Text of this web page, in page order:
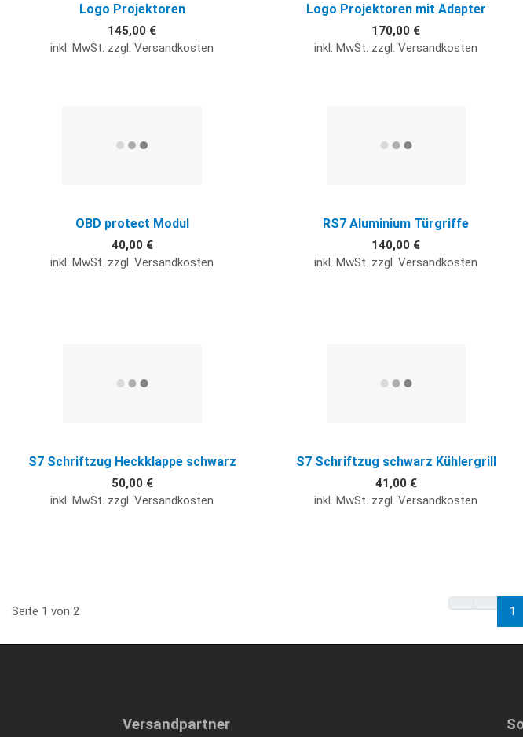
Logo Projektoren
145,00 €
inkl. MwSt. zzgl. Versandkosten
Logo Projektoren mit Adapter
170,00 €
inkl. MwSt. zzgl. Versandkosten
OBD protect Modul
40,00 €
inkl. MwSt. zzgl. Versandkosten
RS7 Aluminium Türgriffe
140,00 €
inkl. MwSt. zzgl. Versandkosten
S7 Schriftzug Heckklappe schwarz
50,00 €
inkl. MwSt. zzgl. Versandkosten
S7 Schriftzug schwarz Kühlergrill
41,00 €
inkl. MwSt. zzgl. Versandkosten
Seite 1 von 2 1
Versandpartner